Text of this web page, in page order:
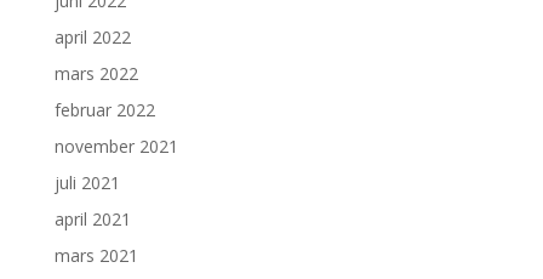
april 2022
mars 2022
februar 2022
november 2021
juli 2021
april 2021
mars 2021